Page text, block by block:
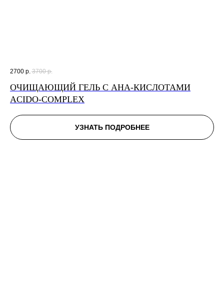
2700 р. 3700 р.
ОЧИЩАЮЩИЙ ГЕЛЬ С AHA-КИСЛОТАМИ
ACIDO-COMPLEX
УЗНАТЬ ПОДРОБНЕЕ